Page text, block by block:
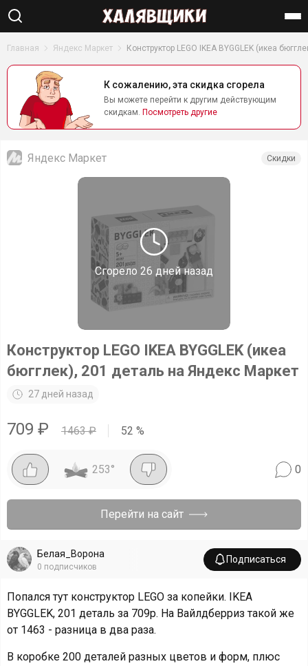
Найти
Главная Яндекс Маркет Конструктор LEGO IKEA BYGGLEK (икеа
К сожалению, эта скидка сгорела
Вы можете перейти к другим действующим
скидкам. Посмотреть другие
Сгорело 26 дней назад
Яндекс Маркет Скидки
Конструктор LEGO IKEA BYGGLEK (икеа
бюгглек), 201 деталь на Яндекс Маркет
27 дней назад
709 ₽ 1463₽ 52 %
253° 0
Перейти на сайт
Белая_Ворона
0 подписчиков
Подписаться
Попался тут конструктор LEGO за копейки. IKEA
BYGGLEK, 201 деталь за 709р. На Вайлдберриз такой же
от 1463 - разница в два раза.
В коробке 200 деталей разных цветов и форм, плюс